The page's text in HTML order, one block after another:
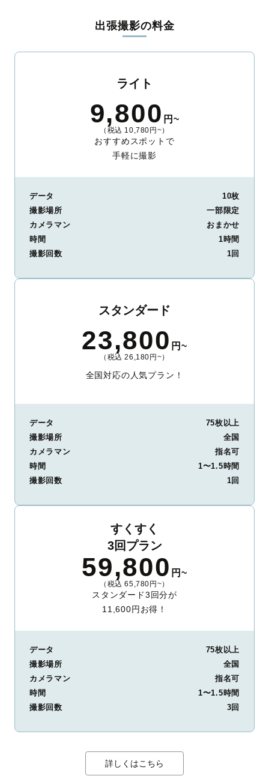
ィを身につけたプロのカメラマンが全国47都道府県に在籍してい
ます。創業10年のノウハウを活かし、思い出に残る素敵な撮影体
験をお届けします。
整。自然な雰囲気を残しつつも、おしゃれで洗練された仕上がり
に。きっと「こんな写真を撮ってほしかった！」と思える一枚に
出会えます。まずは、ラブグラフの撮影事例
出張撮影の料金
ライト
9,800 円~
（税込 10,780円~）
おすすめスポットで
手軽に撮影
データ
10枚
撮影場所
一部限定
カメラマン
おまかせ
時間
1時間
撮影回数
1回
スタンダード
23,800 円~
（税込 26,180円~）
全国対応の人気プラン！
データ
75枚以上
撮影場所
全国
カメラマン
指名可
時間
1〜1.5時間
撮影回数
1回
すくすく
3回プラン
59,800 円~
（税込 65,780円~）
スタンダード3回分が
11,600円お得！
データ
75枚以上
撮影場所
全国
カメラマン
指名可
時間
1〜1.5時間
撮影回数
3回
詳しくはこちら